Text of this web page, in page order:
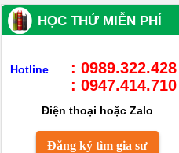
HỌC THỬ MIỄN PHÍ
Hotline
: 0989.322.428
: 0947.414.710
Điện thoại hoặc Zalo
Đăng ký tìm gia sư